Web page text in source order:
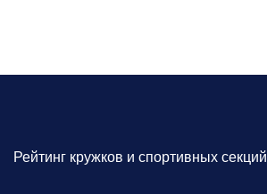
Рейтинг кружков и спортивных секций